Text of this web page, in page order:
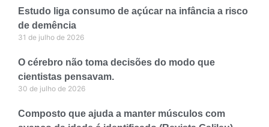
Estudo liga consumo de açúcar na infância a risco
de demência
31 de julho de 2026
O cérebro não toma decisões do modo que
cientistas pensavam.
30 de julho de 2026
Composto que ajuda a manter músculos com